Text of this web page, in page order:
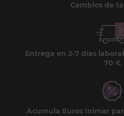
Cambios de
Entrega en 2-7 días
70 €
Acumula Euros Inimar